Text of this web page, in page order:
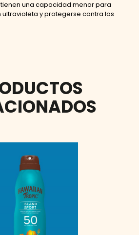
una capacidad menor para
y protegerse contra los